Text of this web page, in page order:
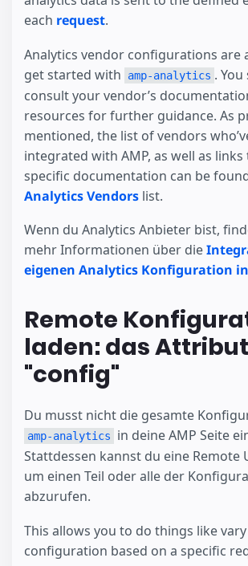
each request.
Analytics vendor configurations are
get started with
amp-analytics .
consult your vendor’s
resources for further guidance. As
mentioned, the list of vendors
integrated with AMP, as well as
specific documentation can be
Analytics Vendors list.
Wenn du Analytics Anbieter bist,
mehr Informationen über die
eigenen Analytics Konfiguration in
Remote
laden: das Attribut
"config"
Du musst nicht die gesamte
amp-analytics
in deine AMP Seite
Stattdessen kannst du eine Remote
um einen Teil oder alle der
abzurufen.
This allows you to do things like
configuration based on a specific